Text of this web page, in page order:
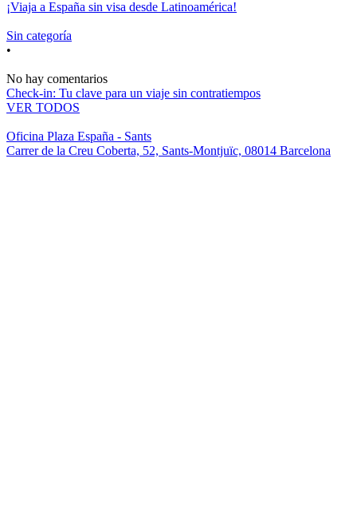
¡Viaja a España sin visa desde Latinoamérica!
Sin categoría
•
No hay comentarios
Check-in: Tu clave para un viaje sin contratiempos
VER TODOS
Oficina Plaza España - Sants
Carrer de la Creu Coberta, 52, Sants-Montjuïc, 08014 Barcelona